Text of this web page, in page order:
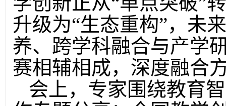
升级为“生态重构”，未
养、跨学科融合与产学
赛相辅相成，深度融合
会上，专家围绕教育